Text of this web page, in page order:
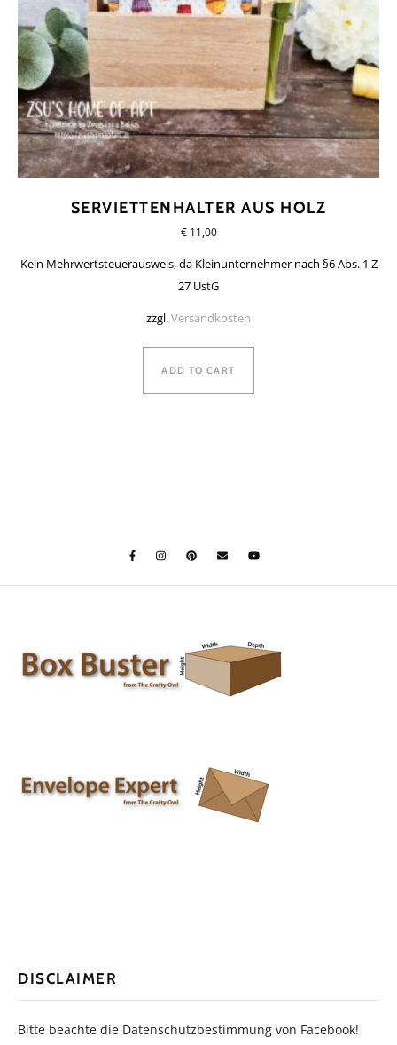
SERVIETTENHALTER AUS HOLZ
€11,00
Kein Mehrwertsteuerausweis, da Kleinunternehmer nach §6 Abs. 1 Z
27 UstG
zzgl.Versandkosten
ADD TO CART
DISCLAIMER
Bitte beachte die Datenschutzbestimmung von Facebook!